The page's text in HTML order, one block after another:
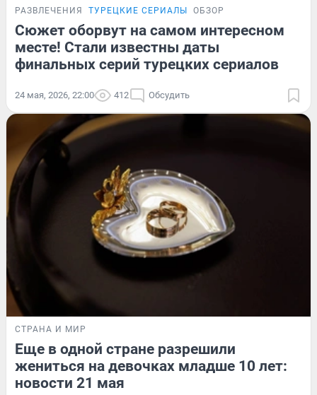
РАЗВЛЕЧЕНИЯ ТУРЕЦКИЕ СЕРИАЛЫ ОБЗОР
Сюжет оборвут на самом интересном
месте! Стали известны даты
финальных серий турецких сериалов
24 мая, 2026, 22:00 412 Обсудить
СТРАНА И МИР
Еще в одной стране разрешили
жениться на девочках младше 10 лет:
новости 21 мая